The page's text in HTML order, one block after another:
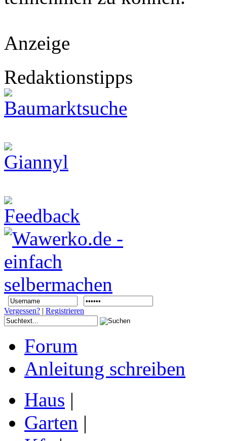
Anzeige
Redaktionstipps
Vergessen? | Registrieren
Forum
Anleitung schreiben
Haus |
Garten |